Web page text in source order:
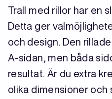
Trall med rillor har en
Detta ger
och design. Den
A-sidan, men båda
resultat. Är du extra
olika dimensioner och